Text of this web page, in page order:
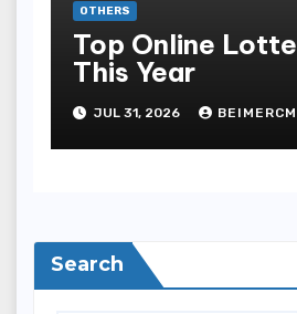
OTHERS
Top Online
This Year
JUL 31, 2026 BEIMERCM
Search